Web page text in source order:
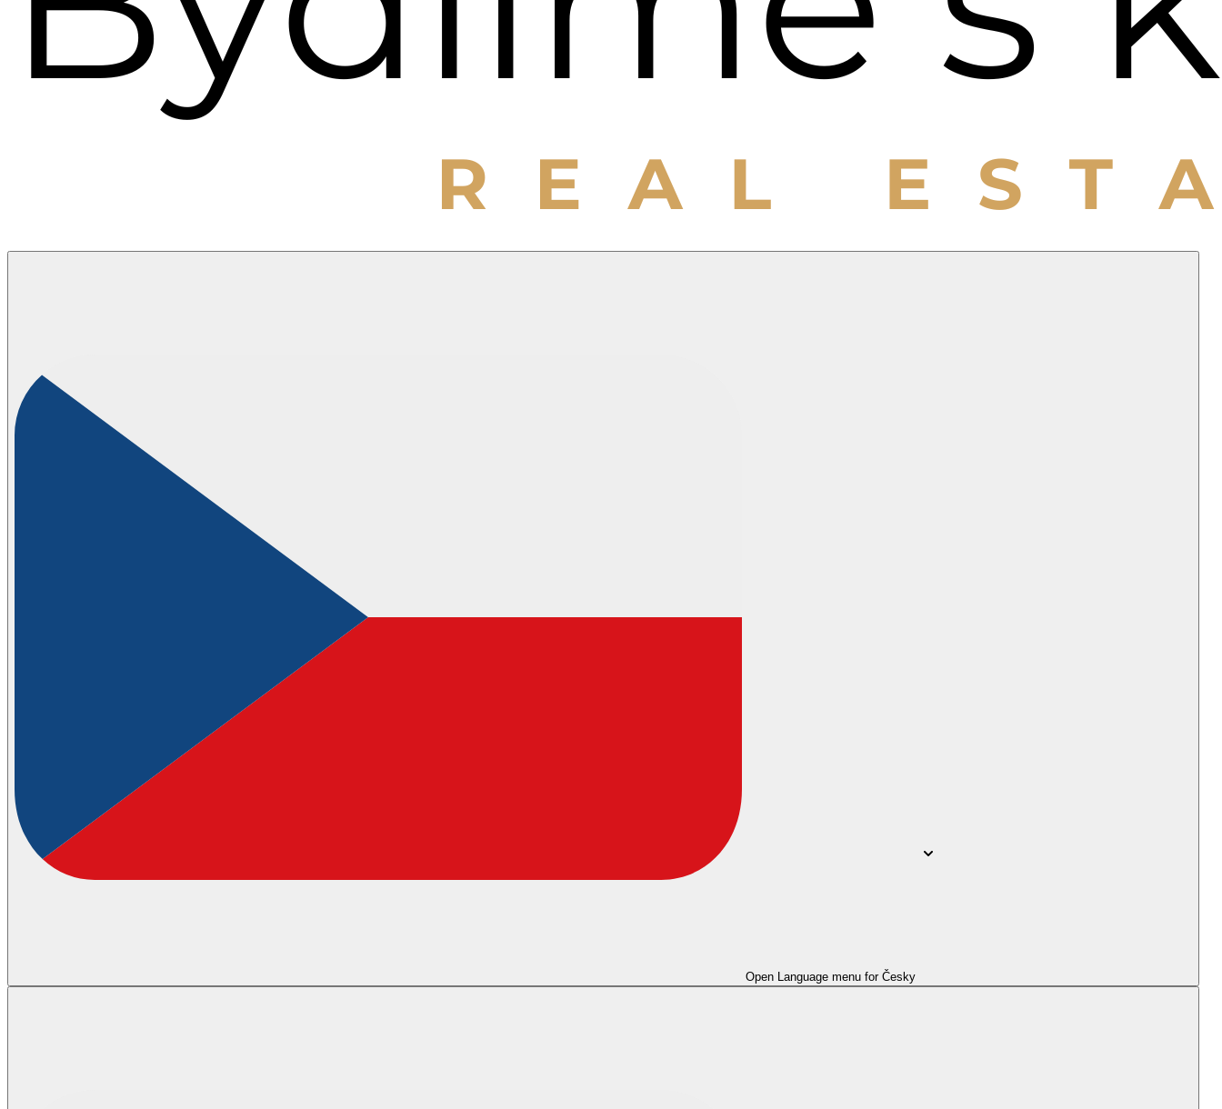
Open Language menu for Česky